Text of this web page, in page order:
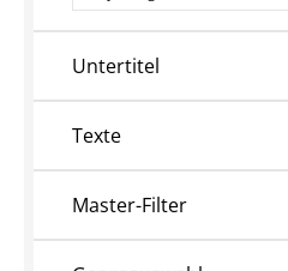
Untertitel
Texte
Master-Filter